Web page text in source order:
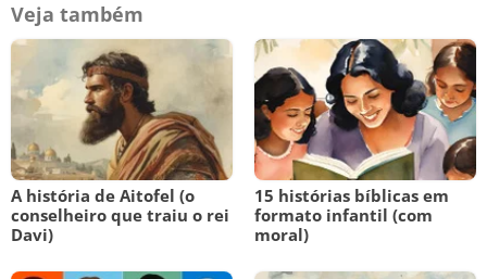
Veja também
A história de Aitofel (o
conselheiro que traiu o rei
Davi)
15 histórias bíblicas em
formato infantil (com
moral)